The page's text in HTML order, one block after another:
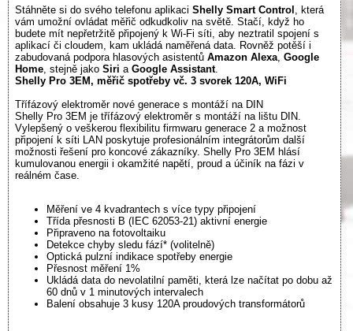
Stáhněte si do svého telefonu aplikaci Shelly Smart Control , která
vám umožní ovládat měřič odkudkoliv na světě. Stačí, když ho
budete mít nepřetržitě připojený k Wi-Fi síti, aby neztratil spojení s
aplikací či cloudem, kam ukládá naměřená data. Rovněž potěší i
zabudovaná podpora hlasových asistentů Amazon Alexa, Google
Home, stejně jako Siri a Google Assistant.
Shelly Pro 3EM, měřič spotřeby vč. 3 svorek 120A, WiFi
Třífázový elektroměr nové generace s montáží na DIN
Shelly Pro 3EM je třífázový elektroměr s montáží na lištu DIN.
Vylepšený o veškerou flexibilitu firmwaru generace 2 a možnost
připojení k síti LAN poskytuje profesionálním integrátorům další
možnosti řešení pro koncové zákazníky. Shelly Pro 3EM hlásí
kumulovanou energii i okamžité napětí, proud a účiník na fázi v
reálném čase.
Měření ve 4 kvadrantech s více typy připojení
Třída přesnosti B (IEC 62053-21) aktivní energie
Připraveno na fotovoltaiku
Detekce chyby sledu fází* (volitelně)
Optická pulzní indikace spotřeby energie
Přesnost měření 1%
Ukládá data do nevolatilní paměti, která lze načítat po dobu až
60 dnů v 1 minutových intervalech
Balení obsahuje 3 kusy 120A proudových transformátorů